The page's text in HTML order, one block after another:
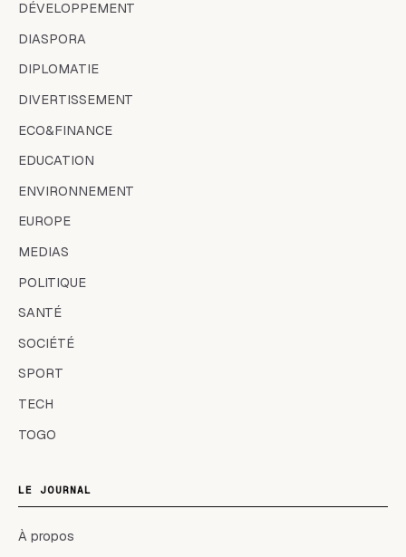
DÉVELOPPEMENT
DIASPORA
DIPLOMATIE
DIVERTISSEMENT
ECO&FINANCE
EDUCATION
ENVIRONNEMENT
EUROPE
MEDIAS
POLITIQUE
SANTÉ
SOCIÉTÉ
SPORT
TECH
TOGO
LE JOURNAL
À propos